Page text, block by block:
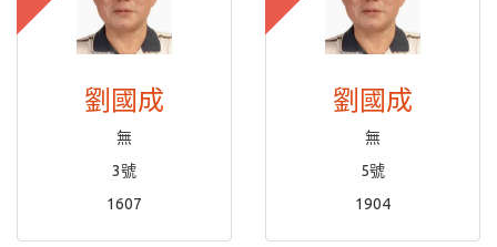
劉國成
無
3號
1607
劉國成
無
5號
1904